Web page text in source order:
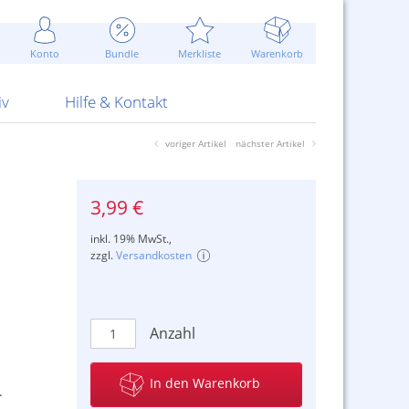
Konto Bundle Merkliste Warenkorb
Attrappen Blitzschnell...
Sommerpreise u.v.m.
ARS Pirotecnia
Hilfe & Kontakt
Kontaktformular
AGB
voriger Artikel nächster Artikel
3,99 €
inkl. 19% MwSt.,
zzgl.Versandkosten
Anzahl
In den Warenkorb